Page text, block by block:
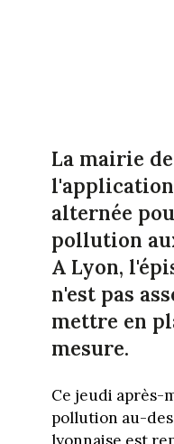
La mairie
alternée
pollution
A Lyon,
n'est pas
mettre en
mesure.
Ce jeudi après-
pollution au-
lyonnaise est